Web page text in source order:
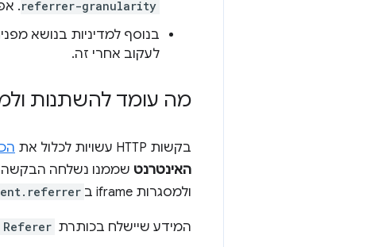
referrer-granularity
.
בנוסף למדיניות בנושא
לעקוב אחרי זה.
מה עומד להשתנות
בקשות HTTP עשויות לכלול את
האינטרנט שממנו נשלחה
ולמסגרות iframe ב
המידע שיישלח בכותרת Referer